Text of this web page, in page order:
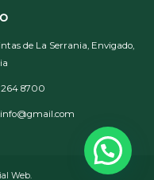
de La Serrania, Envigado,
264 8700
Web.